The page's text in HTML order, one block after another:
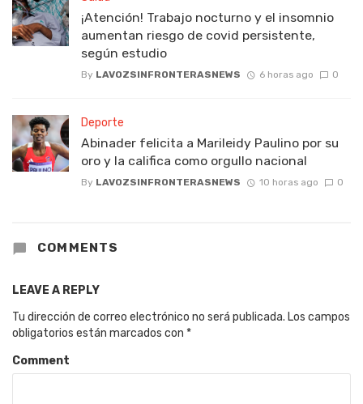
¡Atención! Trabajo nocturno y el insomnio
aumentan riesgo de covid persistente,
según estudio
By LAVOZSINFRONTERASNEWS 6 horas ago 0
Deporte
Abinader felicita a Marileidy Paulino por su
oro y la califica como orgullo nacional
By LAVOZSINFRONTERASNEWS 10 horas ago 0
COMMENTS
LEAVE A REPLY
Tu dirección de correo electrónico no será publicada. Los campos
obligatorios están marcados con *
Comment